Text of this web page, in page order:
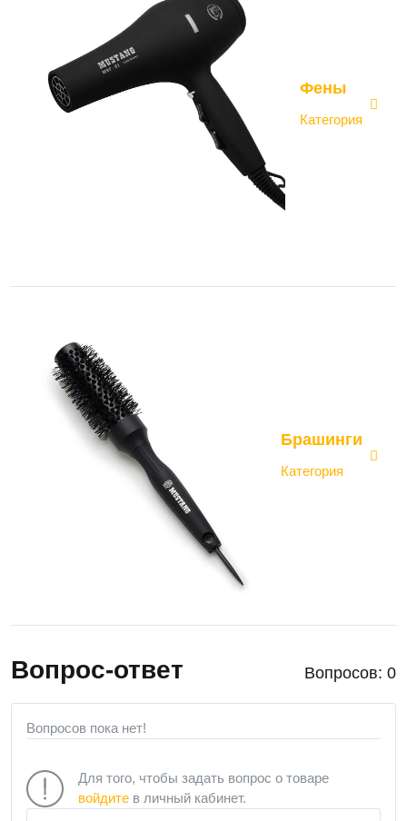
Фены
Категория
Брашинги
Категория
Вопрос-ответ Вопросов: 0
Вопросов пока нет!
Для того, чтобы задать вопрос о товаре
войдите в личный кабинет.